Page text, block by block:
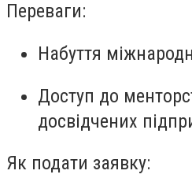
Переваги:
Набуття
Доступ до
досвідчених
Як подати заявку: